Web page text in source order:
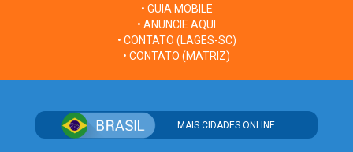
• GUIA MOBILE
• ANUNCIE AQUI
• CONTATO (LAGES-SC)
• CONTATO (MATRIZ)
MAIS CIDADES ONLINE